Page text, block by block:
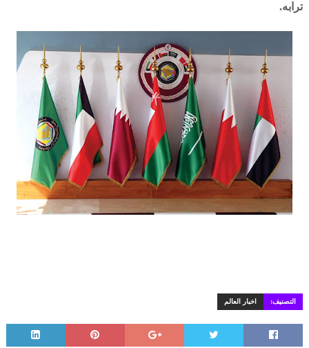
ترابه.
التصنيف: اخبار العالم